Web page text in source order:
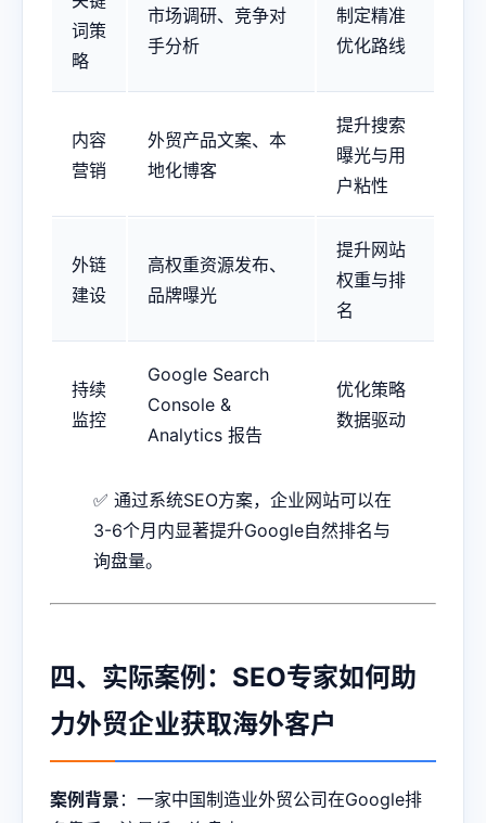
词策
略
市场调研、竞争对
手分析
制定精准
优化路线
内容
营销
外贸产品文案、本
地化博客
提升搜索
曝光与用
户粘性
外链
建设
高权重资源发布、
品牌曝光
提升网站
权重与排
名
持续
监控
Google Search
Console &
Analytics 报告
优化策略
数据驱动
✅ 通过系统SEO方案，企业网站可以在
3-6个月内显著提升Google自然排名与
询盘量。
四、实际案例：SEO专家如何助
力外贸企业获取海外客户
案例背景 ：一家中国制造业外贸公司在Google排